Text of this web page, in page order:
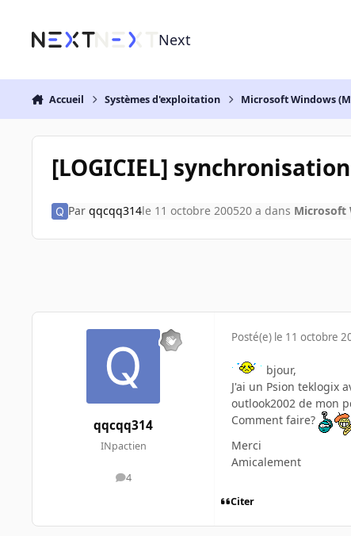
Next
Accueil Systèmes d'exploitation Microsoft Windows
[LOGICIEL]
Par qqcqq314le 11 octobre 200520 a dans Microsoft
qqcqq314
INpactien
4
messages
Posté(e) le 11 octobre
bjour,
J'ai un Psion teklogix
outlook2002 de mon
Comment faire?
Merci
Amicalement
Citer